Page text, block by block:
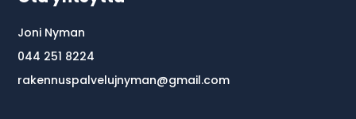
Joni Nyman
044 251 8224
rakennuspalvelujnyman@gmail.com